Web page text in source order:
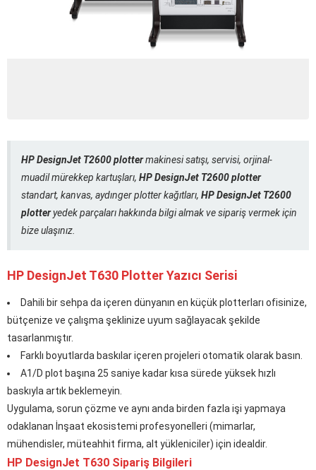
HP DesignJet T2600 plottermakinesi satışı, servisi, orjinal-
muadil mürekkep kartuşları, HP DesignJet T2600 plotter
standart, kanvas, aydınger plotter kağıtları, HP DesignJet T2600
plotteryedek parçaları hakkında bilgi almak ve sipariş vermek için
bize ulaşınız.
HP DesignJet T630 Plotter Yazıcı Serisi
Dahili bir sehpa da içeren dünyanın en küçük plotterları ofisinize,
bütçenize ve çalışma şeklinize uyum sağlayacak şekilde
tasarlanmıştır.
Farklı boyutlarda baskılar içeren projeleri otomatik olarak basın.
A1/D plot başına 25 saniye kadar kısa sürede yüksek hızlı
baskıyla artık beklemeyin.
Uygulama, sorun çözme ve aynı anda birden fazla işi yapmaya
odaklanan İnşaat ekosistemi profesyonelleri (mimarlar,
mühendisler, müteahhit firma, alt yükleniciler) için idealdir.
HP DesignJet T630 Sipariş Bilgileri